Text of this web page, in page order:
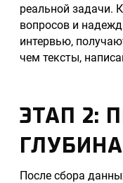
реальной задачи.
вопросов и
интервью,
чем тексты,
ЭТАП 2:
ГЛУБИНА
После сбора